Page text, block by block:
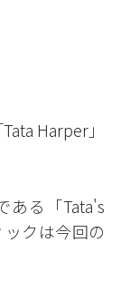
Harper」
ある「Tata's
クは今回の